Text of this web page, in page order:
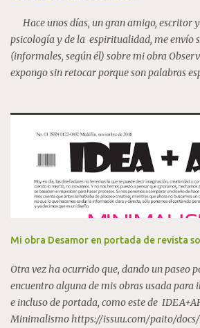
relevancia internacional como Pilar
Hace unos días, un gran amigo, escritor
psicología y de la espiritualidad, me envío
(informales, según él) sobre mi obra
expongo sin retocar porque son palabras
extraordinario y muy enigmático. El
2007,100x80 cm, acrílico sobre lienzo
expresión creativa esencial en la
que por ello sea en mis pensamientos
de entidad que debe estar dentro de
observador, lo que hace es ver sin
nuestra mente ; esa que los psicólogos
Mi obra Desamor en portada de revista
Otra vez ha ocurrido que, dando un paseo
encuentro alguna de mis obras usada
e incluso de portada, como este de
Minimalismo https://issuu.com/paito/